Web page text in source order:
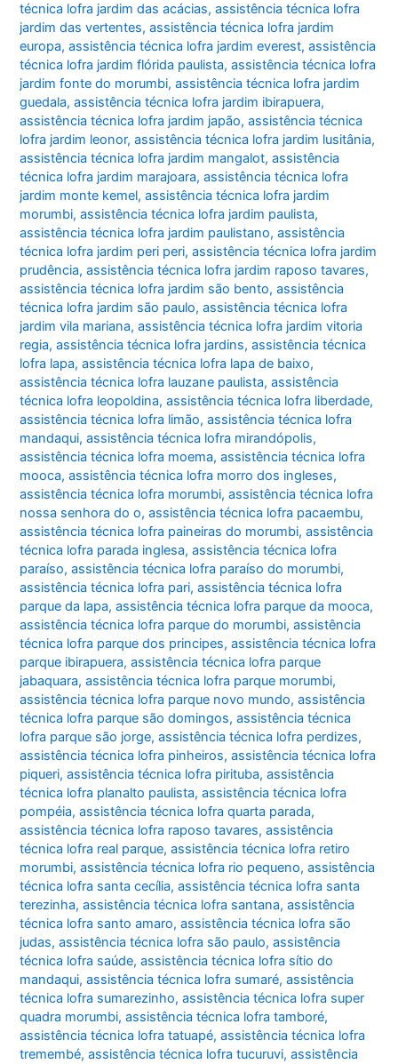
técnica lofra jardim das acácias,assistência técnica lofra
jardim das vertentes,assistência técnica lofra jardim
europa,assistência técnica lofra jardim everest,assistência
técnica lofra jardim flórida paulista,assistência técnica lofra
jardim fonte do morumbi,assistência técnica lofra jardim
guedala,assistência técnica lofra jardim ibirapuera,
assistência técnica lofra jardim japão,assistência técnica
lofra jardim leonor,assistência técnica lofra jardim lusitânia,
assistência técnica lofra jardim mangalot,assistência
técnica lofra jardim marajoara,assistência técnica lofra
jardim monte kemel,assistência técnica lofra jardim
morumbi,assistência técnica lofra jardim paulista,
assistência técnica lofra jardim paulistano,assistência
técnica lofra jardim peri peri,assistência técnica lofra jardim
prudência,assistência técnica lofra jardim raposo tavares,
assistência técnica lofra jardim são bento,assistência
técnica lofra jardim são paulo,assistência técnica lofra
jardim vila mariana,assistência técnica lofra jardim vitoria
regia,assistência técnica lofra jardins,assistência técnica
lofra lapa,assistência técnica lofra lapa de baixo,
assistência técnica lofra lauzane paulista,assistência
técnica lofra leopoldina,assistência técnica lofra liberdade,
assistência técnica lofra limão,assistência técnica lofra
mandaqui,assistência técnica lofra mirandópolis,
assistência técnica lofra moema,assistência técnica lofra
mooca,assistência técnica lofra morro dos ingleses,
assistência técnica lofra morumbi,assistência técnica lofra
nossa senhora do o,assistência técnica lofra pacaembu,
assistência técnica lofra paineiras do morumbi,assistência
técnica lofra parada inglesa,assistência técnica lofra
paraíso,assistência técnica lofra paraíso do morumbi,
assistência técnica lofra pari,assistência técnica lofra
parque da lapa,assistência técnica lofra parque da mooca,
assistência técnica lofra parque do morumbi,assistência
técnica lofra parque dos principes,assistência técnica lofra
parque ibirapuera,assistência técnica lofra parque
jabaquara,assistência técnica lofra parque morumbi,
assistência técnica lofra parque novo mundo,assistência
técnica lofra parque são domingos,assistência técnica
lofra parque são jorge,assistência técnica lofra perdizes,
assistência técnica lofra pinheiros,assistência técnica lofra
piqueri,assistência técnica lofra pirituba,assistência
técnica lofra planalto paulista,assistência técnica lofra
pompéia,assistência técnica lofra quarta parada,
assistência técnica lofra raposo tavares,assistência
técnica lofra real parque,assistência técnica lofra retiro
morumbi,assistência técnica lofra rio pequeno,assistência
técnica lofra santa cecília,assistência técnica lofra santa
terezinha,assistência técnica lofra santana,assistência
técnica lofra santo amaro,assistência técnica lofra são
judas,assistência técnica lofra são paulo,assistência
técnica lofra saúde,assistência técnica lofra sítio do
mandaqui,assistência técnica lofra sumaré,assistência
técnica lofra sumarezinho,assistência técnica lofra super
quadra morumbi,assistência técnica lofra tamboré,
assistência técnica lofra tatuapé,assistência técnica lofra
tremembé,assistência técnica lofra tucuruvi,assistência